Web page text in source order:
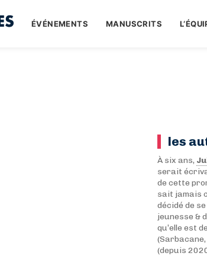
ÉVÉNEMENTS MANUSCRITS
les
À six ans,
serait
de cette
sait jamais
décidé de
jeunesse &
qu’elle est
(depuis